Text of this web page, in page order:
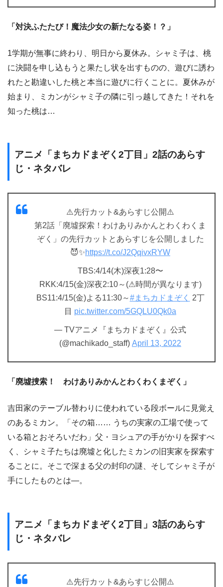
「対決ふたたび！魔法少女の新たなる姿！？」
1学期が無事に終わり、明日から夏休み。シャミ子は、桃
に決闘を申し込もうと果たし状を出すものの、遊びに誘わ
れたと勘違いした桃と本当に遊びに行くことに。夏休みが
始まり、ミカンがシャミ子の隣に引っ越してきた！それを
知った桃は…
アニメ「まちカドまぞく2丁目」2話のあらす
じ・ネタバレ
⚠️先行カット&あらすじ公開⚠️
第2話「廃墟探索！わけありみかんとわくわくま
ぞく」の先行カットとあらすじを公開しました
😈✨https://t.co/J2QqivxRYW
TBS:4/14(木)深夜1:28〜
RKK:4/15(金)深夜2:10～(⚠︎時間が異なります)
BS11:4/15(金)よる11:30～#まちカドまぞく 2丁
目 pic.twitter.com/5GQLU0Qk0a
— TVアニメ『まちカドまぞく』公式
(@machikado_staff) April 13, 2022
「廃墟捜索！ わけありみかんとわくわくまぞく」
吉田家のテーブル替わりに使われている段ボールに見覚え
のあるミカン。「その箱…… うちの実家の工場で使って
いる箱とおそろいだわ」父・ヨシュアの手がかりを探すべ
く、シャミ子たちは廃墟と化したミカンの旧実家を探索す
ることに。そこで深まる父の封印の謎、そしてシャミ子が
手にしたものとは―。
アニメ「まちカドまぞく2丁目」3話のあらす
じ・ネタバレ
⚠️先行カット&あらすじ公開⚠️